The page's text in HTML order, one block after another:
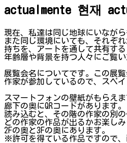
actualmente 현재
現在、私達は同じ地球にいなが
また同じ環境にいても、それぞ
持ちを、アートを通して共有す
年齢層や背景を持つ人々にご覧
展覧会名についてです。この展
作家が参加しているので、スペ
スマートフォンの壁紙がもらえま
廊下の奥にQRコードがあります。
読み込むと、その階の作家の別
どの作家の作品が出るかお楽し
2Fの奥と3Fの奥にあります。
※許可を得ている作品ですので、